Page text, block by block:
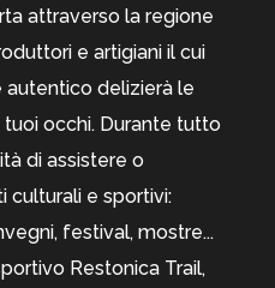
attraverso la regione
e artigiani il cui
delizierà le
occhi. Durante tutto
di assistere o
culturali e sportivi:
festival, mostre...
Restonica Trail,